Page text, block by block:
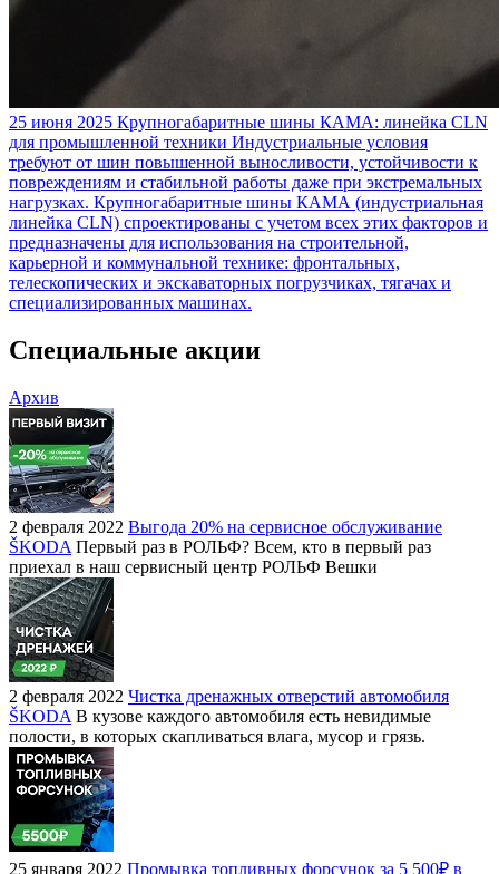
25 июня 2025 Крупногабаритные шины КАМА: линейка CLN
для промышленной техники Индустриальные условия
требуют от шин повышенной выносливости, устойчивости к
повреждениям и стабильной работы даже при экстремальных
нагрузках. Крупногабаритные шины КАМА (индустриальная
линейка CLN) спроектированы с учетом всех этих факторов и
предназначены для использования на строительной,
карьерной и коммунальной технике: фронтальных,
телескопических и экскаваторных погрузчиках, тягачах и
специализированных машинах.
Специальные акции
Архив
2 февраля 2022 Выгода 20% на сервисное обслуживание
ŠKODA Первый раз в РОЛЬФ? Всем, кто в первый раз
приехал в наш сервисный центр РОЛЬФ Вешки
2 февраля 2022 Чистка дренажных отверстий автомобиля
ŠKODA В кузове каждого автомобиля есть невидимые
полости, в которых скапливаться влага, мусор и грязь.
25 января 2022 Промывка топливных форсунок за 5 500₽ в